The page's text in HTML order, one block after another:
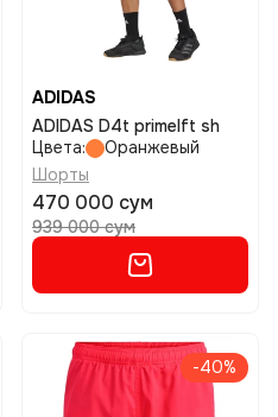
ADIDAS
ADIDAS D4t primelft sh
Цвета:
Оранжевый
Шорты
470 000 сум
939 000 сум
-40%